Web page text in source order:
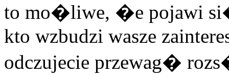
to mo�liwe, �e pojawi
kto wzbudzi wasze
odczujecie przewag�